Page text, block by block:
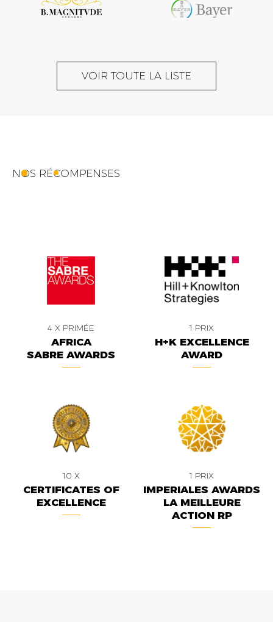
VOIR TOUTE LA LISTE
NOS RÉCOMPENSES
4 X PRIMÉE
AFRICA
SABRE AWARDS
1 PRIX
H+K EXCELLENCE
AWARD
10 X
CERTIFICATES OF
EXCELLENCE
1 PRIX
IMPERIALES AWARDS
LA MEILLEURE
ACTION RP